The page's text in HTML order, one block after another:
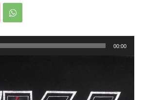
00:00